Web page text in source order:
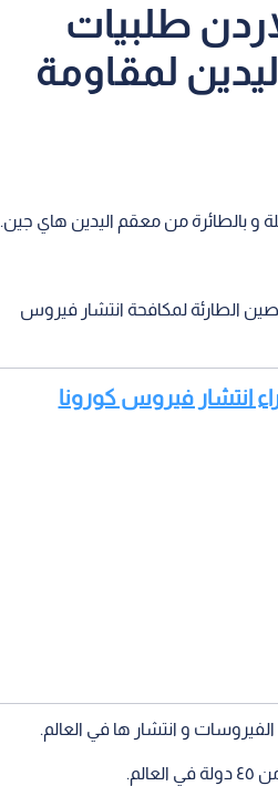
طلبيات
لمقاومة
و بالطائرة من معقم اليدين هاي جين.
الطارئة لمكافحة انتشار فيروس
انتشار فيروس كورونا
و انتشار ها في العالم.